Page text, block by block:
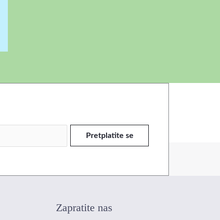
Pretplatite se
Zapratite nas